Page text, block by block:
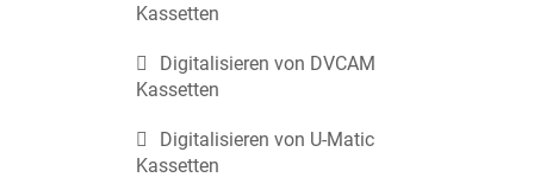
Kassetten
Digitalisieren von DVCAM
Kassetten
Digitalisieren von U-Matic
Kassetten